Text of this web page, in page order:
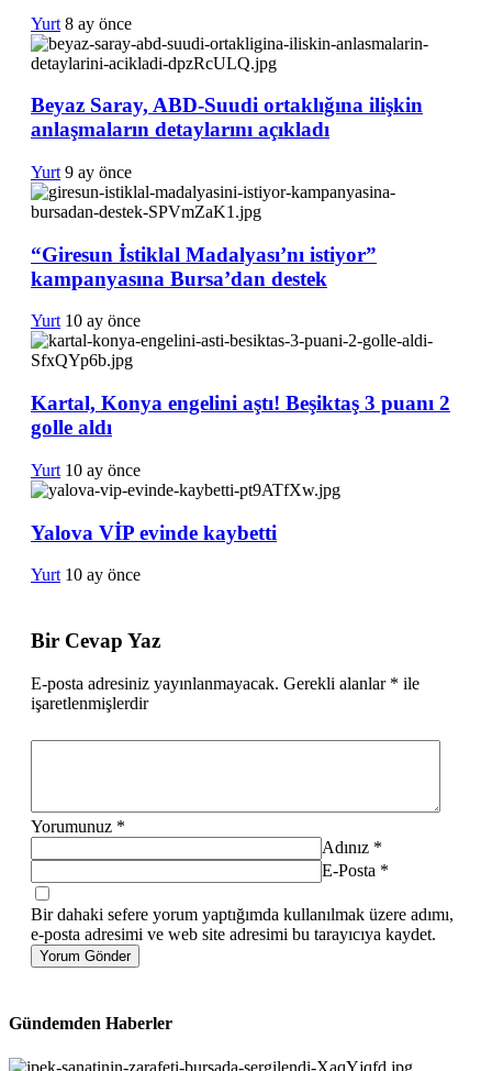
Yurt 8 ay önce
Beyaz Saray, ABD-Suudi ortaklığına ilişkin
anlaşmaların detaylarını açıkladı
Yurt 9 ay önce
“Giresun İstiklal Madalyası’nı istiyor”
kampanyasına Bursa’dan destek
Yurt 10 ay önce
Kartal, Konya engelini aştı! Beşiktaş 3 puanı 2
golle aldı
Yurt 10 ay önce
Yalova VİP evinde kaybetti
Yurt 10 ay önce
Bir Cevap Yaz
E-posta adresiniz yayınlanmayacak. Gerekli alanlar * ile
işaretlenmişlerdir
Yorumunuz *
Adınız *
E-Posta *
Bir dahaki sefere yorum yaptığımda kullanılmak üzere adımı,
e-posta adresimi ve web site adresimi bu tarayıcıya kaydet.
Yorum Gönder
Gündemden Haberler